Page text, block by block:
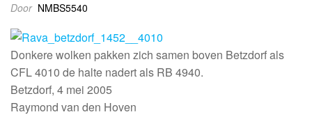
Door NMBS5540
Donkere wolken pakken zich samen boven Betzdorf als
CFL 4010 de halte nadert als RB 4940.
Betzdorf, 4 mei 2005
Raymond van den Hoven